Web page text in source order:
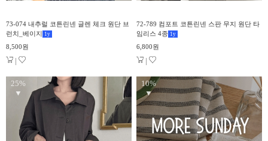
73-074 내추럴 코튼린넨 글렌 체크 원단 브
런치_베이지 1 y
8,500원
|
72-789 컴포트 코튼린넨 스판 무지 원단 타
임리스 4종 1 y
6,800원
|
25%
▼
10%
▼